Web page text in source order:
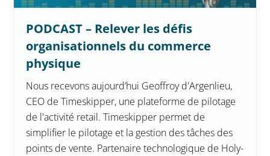
PODCAST – Relever les défis
organisationnels du commerce
physique
Nous recevons aujourd’hui Geoffroy d'Argenlieu,
CEO de Timeskipper, une plateforme de pilotage
de l'activité retail. Timeskipper permet de
simplifier le pilotage et la gestion des tâches des
points de vente. Partenaire technologique de Holy-